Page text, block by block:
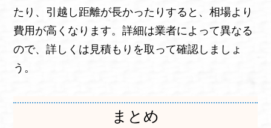
たり、引越し距離が長かったりすると、相場より
費用が高くなります。詳細は業者によって異なる
ので、詳しくは見積もりを取って確認しましょ
う。
まとめ